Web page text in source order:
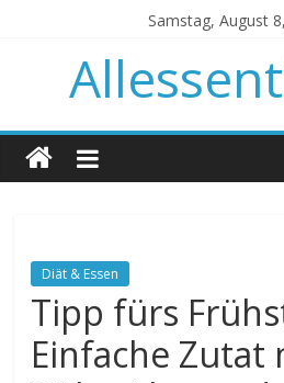
Samstag, August
Diät & Essen
Tipp fürs
Einfache Zutat